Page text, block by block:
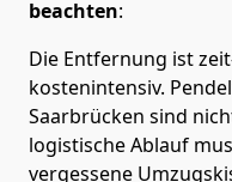
beachten:
Die Entfernung ist
kostenintensiv.
Saarbrücken sind
logistische Ablauf
vergessene